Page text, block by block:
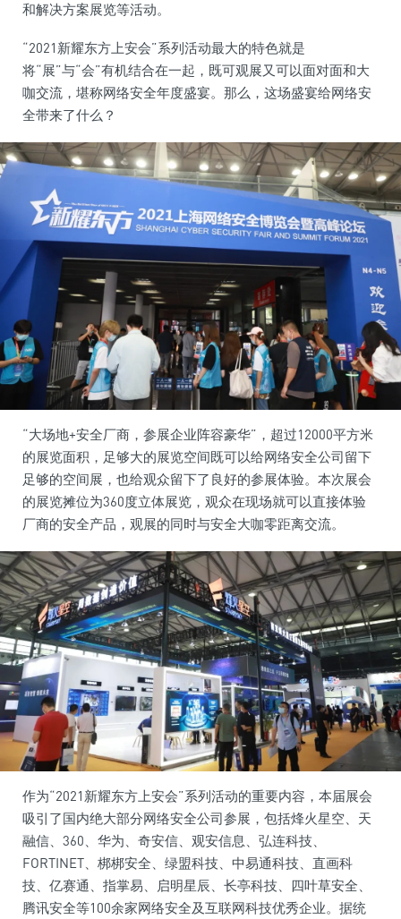
和解决方案展览等活动。
“2021新耀东方上安会”系列活动最大的特色就是
将“展”与“会”有机结合在一起，既可观展又可以面对面和大
咖交流，堪称网络安全年度盛宴。那么，这场盛宴给网络安
全带来了什么？
“大场地+安全厂商，参展企业阵容豪华”，超过12000平方米
的展览面积，足够大的展览空间既可以给网络安全公司留下
足够的空间展，也给观众留下了良好的参展体验。本次展会
的展览摊位为360度立体展览，观众在现场就可以直接体验
厂商的安全产品，观展的同时与安全大咖零距离交流。
作为“2021新耀东方上安会”系列活动的重要内容，本届展会
吸引了国内绝大部分网络安全公司参展，包括烽火星空、天
融信、360、华为、奇安信、观安信息、弘连科技、
FORTINET、梆梆安全、绿盟科技、中易通科技、直画科
技、亿赛通、指掌易、启明星辰、长亭科技、四叶草安全、
腾讯安全等100余家网络安全及互联网科技优秀企业。据统